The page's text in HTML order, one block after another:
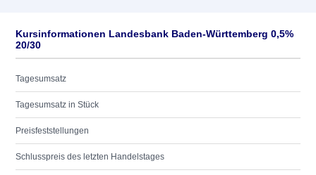
Kursinformationen Landesbank Baden-Württemberg 0,5%
20/30
Tagesumsatz
Tagesumsatz in Stück
Preisfeststellungen
Schlusspreis des letzten Handelstages